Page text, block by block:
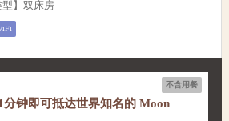
型】双床房
不含用餐
分钟即可抵达世界知名的 Moon